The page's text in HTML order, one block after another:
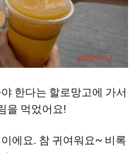
한다는 할로망고에 가서
을 먹었어요!
에요. 참 귀여워요~ 비록